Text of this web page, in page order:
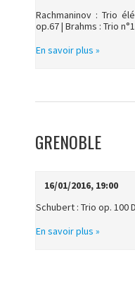
Rachmaninov : Trio
op.67 | Brahms : Trio
En savoir plus »
GRENOBLE
16/01/2016, 19:00
Schubert : Trio op. 100
En savoir plus »